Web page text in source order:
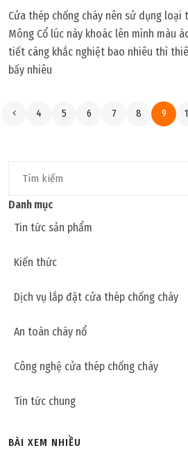
Cửa thép chống cháy nên sử dụng loại
Mông Cổ lúc này khoác lên mình màu
tiết càng khắc nghiệt bao nhiêu thì
bấy nhiêu
4 5 6 7 8 9
Danh mục
Tin tức sản phẩm
Kiến thức
Dịch vụ lắp đặt cửa thép chống cháy
An toàn cháy nổ
Công nghệ cửa thép chống cháy
Tin tức chung
BÀI XEM NHIỀU